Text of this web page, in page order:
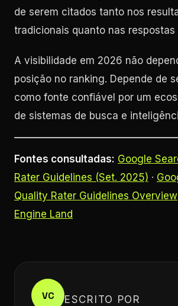
de serem citados tanto nos
tradicionais quanto nas respostas
A visibilidade em 2026 não
posição no ranking. Depende de
como fonte confiável por um
de sistemas de busca e
Fontes consultadas: Google
Rater Guidelines (Set. 2025) ·
Quality Rater Guidelines Overview
Engine Land
VC ESCRITO POR